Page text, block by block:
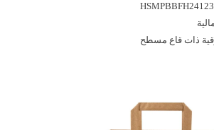
ذات قاع مسطح